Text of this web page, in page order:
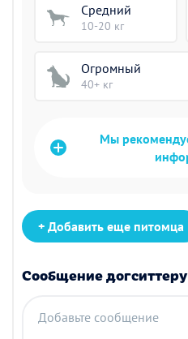
Средний
10-20 кг
Огромный
40+ кг
Мы
+ Добавить еще питомца
Сообщение догситтеру
Добавьте сообщение